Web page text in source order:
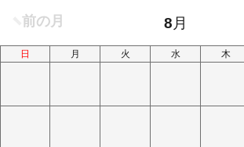
日 月 火 水 木